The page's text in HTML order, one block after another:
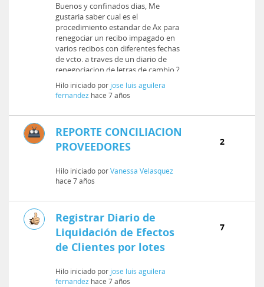
Buenos y confinados dias, Me
gustaria saber cual es el
procedimiento estandar de Ax para
renegociar un recibo impagado en
varios recibos con diferentes fechas
de vcto. a traves de un diario de
renegociacion de letras de cambio ?
Gracias de antemano.
Hilo iniciado por jose luis aguilera
fernandez hace 7 años
REPORTE CONCILIACION
PROVEEDORES
Hilo iniciado porVanessa Velasquez
hace 7 años
2
Registrar Diario de
Liquidación de Efectos
de Clientes por lotes
Hilo iniciado por jose luis aguilera
fernandez hace 7 años
7